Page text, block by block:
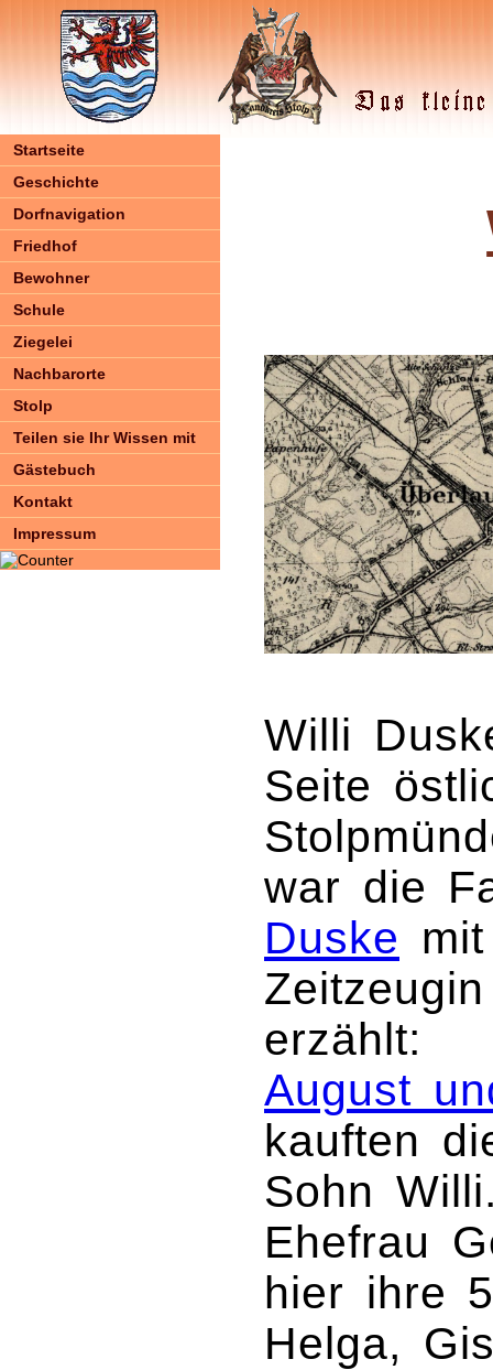
Startseite
Geschichte
Dorfnavigation
Friedhof
Bewohner
Schule
Ziegelei
Nachbarorte
Stolp
Teilen sie Ihr Wissen mit
Gästebuch
Kontakt
Impressum
Willi
Seite
war die
Duske
erzählt:
August
kauften
Sohn
Ehefrau
hier ihre
Helga,